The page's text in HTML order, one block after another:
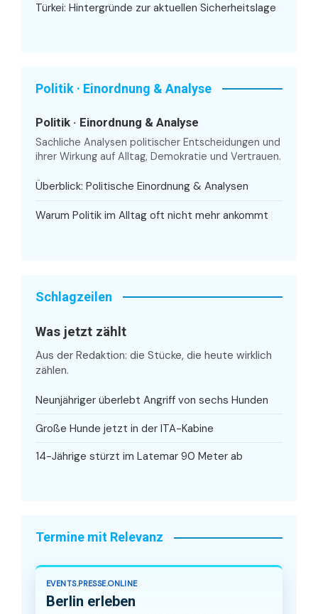
Türkei: Hintergründe zur aktuellen Sicherheitslage
Politik · Einordnung & Analyse
Politik · Einordnung & Analyse
Sachliche Analysen politischer Entscheidungen und
ihrer Wirkung auf Alltag, Demokratie und Vertrauen.
Überblick: Politische Einordnung & Analysen
Warum Politik im Alltag oft nicht mehr ankommt
Schlagzeilen
Was jetzt zählt
Aus der Redaktion: die Stücke, die heute wirklich
zählen.
Neunjähriger überlebt Angriff von sechs Hunden
Große Hunde jetzt in der ITA-Kabine
14-Jährige stürzt im Latemar 90 Meter ab
Termine mit Relevanz
EVENTS.PRESSE.ONLINE
Berlin erleben